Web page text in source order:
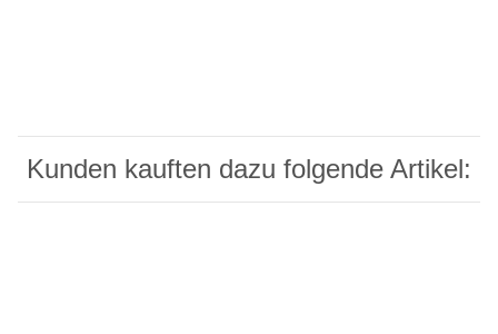
Kunden kauften dazu folgende Artikel: